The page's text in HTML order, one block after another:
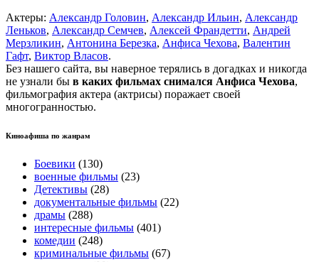
Актеры: Александр Головин, Александр Ильин, Александр
Леньков, Александр Семчев, Алексей Франдетти, Андрей
Мерзликин, Антонина Березка, Анфиса Чехова, Валентин
Гафт, Виктор Власов.
Без нашего сайта, вы наверное терялись в догадках и никогда
не узнали бы в каких фильмах снимался Анфиса Чехова,
фильмография актера (актрисы) поражает своей
многогранностью.
Киноафиша по жанрам
Боевики (130)
военные фильмы (23)
Детективы (28)
документальные фильмы (22)
драмы (288)
интересные фильмы (401)
комедии (248)
криминальные фильмы (67)